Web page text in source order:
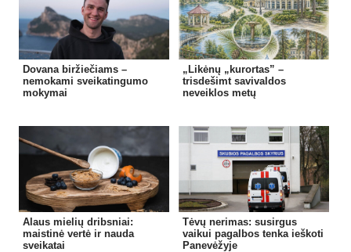
Dovana biržiečiams –
nemokami sveikatingumo
mokymai
„Likėnų „kurortas” –
trisdešimt savivaldos
neveiklos metų
Alaus mielių dribsniai:
maistinė vertė ir nauda
sveikatai
Tėvų nerimas: susirgus
vaikui pagalbos tenka ieškoti
Panevėžyje